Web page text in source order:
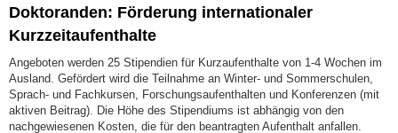
Doktoranden: Förderung internationaler
Kurzzeitaufenthalte
Angeboten werden 25 Stipendien für Kurzaufenthalte von 1-4 Wochen im
Ausland. Gefördert wird die Teilnahme an Winter- und Sommerschulen,
Sprach- und Fachkursen, Forschungsaufenthalten und Konferenzen (mit
aktiven Beitrag). Die Höhe des Stipendiums ist abhängig von den
nachgewiesenen Kosten, die für den beantragten Aufenthalt anfallen.